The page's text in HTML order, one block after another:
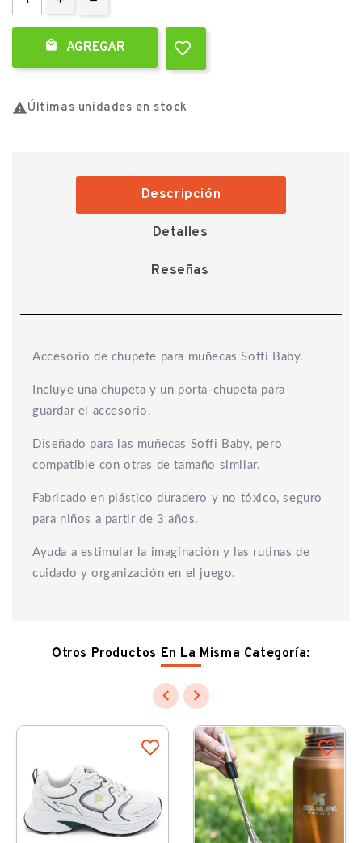
 AGREGAR
Últimas unidades en stock
Descripción
Detalles
Reseñas
Accesorio de chupete para muñecas Soffi Baby.
Incluye una chupeta y un porta-chupeta para
guardar el accesorio.
Diseñado para las muñecas Soffi Baby, pero
compatible con otras de tamaño similar.
Fabricado en plástico duradero y no tóxico, seguro
para niños a partir de 3 años.
Ayuda a estimular la imaginación y las rutinas de
cuidado y organización en el juego.
Otros Productos En La Misma Categoría:
 